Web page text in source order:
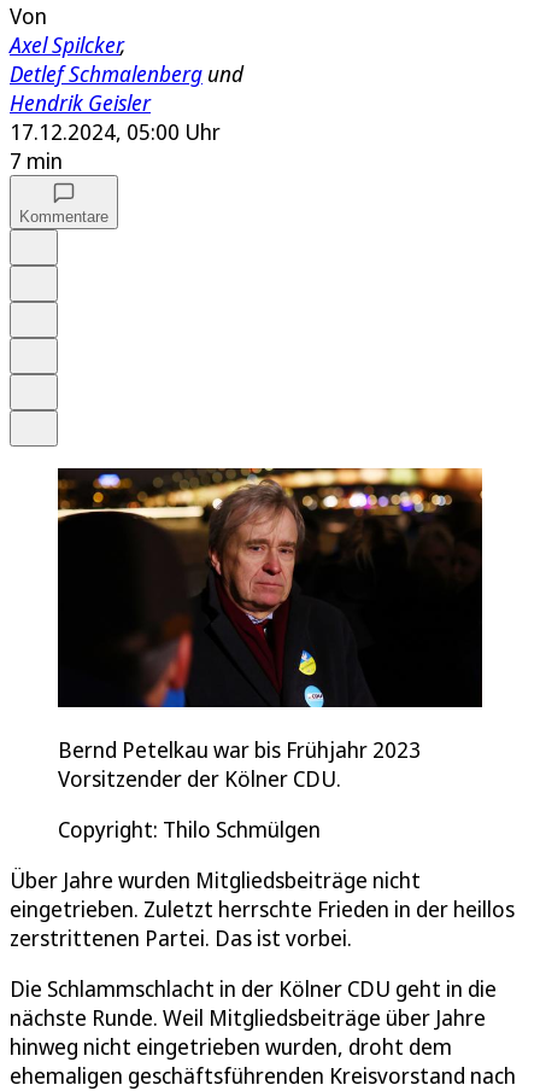
Von
Axel Spilcker,
Detlef Schmalenberg und
Hendrik Geisler
17.12.2024, 05:00 Uhr
7 min
Kommentare
Bernd Petelkau war bis Frühjahr 2023
Vorsitzender der Kölner CDU.
Copyright: Thilo Schmülgen
Über Jahre wurden Mitgliedsbeiträge nicht
eingetrieben. Zuletzt herrschte Frieden in der heillos
zerstrittenen Partei. Das ist vorbei.
Die Schlammschlacht in der Kölner CDU geht in die
nächste Runde. Weil Mitgliedsbeiträge über Jahre
hinweg nicht eingetrieben wurden, droht dem
ehemaligen geschäftsführenden Kreisvorstand nach